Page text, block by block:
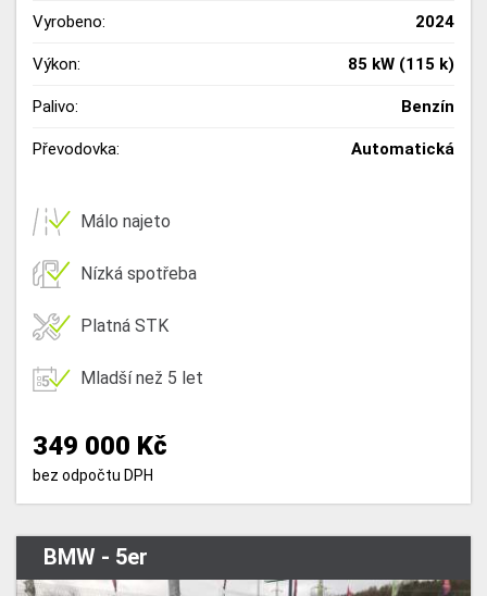
Vyrobeno: 2024
Výkon: 85 kW (115 k)
Palivo: Benzín
Převodovka: Automatická
Málo najeto
Nízká spotřeba
Platná STK
Mladší než 5 let
349 000 Kč
bez odpočtu DPH
BMW - 5er